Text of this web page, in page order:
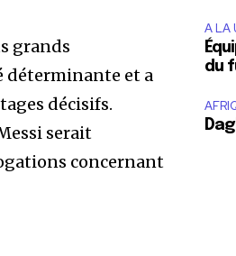
grands
déterminante et a
décisifs.
serait
concernant
A LA
du